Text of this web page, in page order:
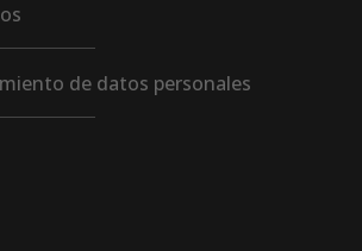
de datos personales